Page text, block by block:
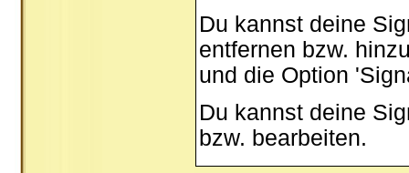
Du kannst deine
entfernen bzw.
und die Option
Du kannst deine
bzw. bearbeiten.